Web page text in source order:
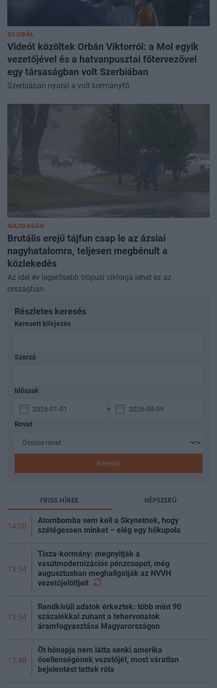
GLOBÁL
Videót közöltek Orbán Viktorról: a Mol egyik
vezetőjével és a hatvanpusztai főtervezővel
egy társaságban volt Szerbiában
Szerbiában nyaral a volt kormányfő.
GAZDASÁG
Brutális erejű tájfun csap le az ázsiai
nagyhatalomra, teljesen megbénult a
közlekedés
Az idei év legerősebb trópusi ciklonja lehet ez az
országban.
Részletes keresés
Keresett kifejezés
Szerző
Időszak
–
Rovat
Keresés
FRISS HÍREK NÉPSZERŰ
14:00
Atombomba sem kell a Skynetnek, hogy
szétégessen minket – elég egy hőkupola
13:54
Tisza-kormány: megnyitják a
vasútmodernizációs pénzcsapot, még
augusztusban meghallgatják az NVVH
vezetőjelöltjeit
13:54
Rendkívüli adatok érkeztek: több mint 90
százalékkal zuhant a tehervonatok
áramfogyasztása Magyarországon
13:48
Öt hónapja nem látta senki amerika
ősellenségének vezetőjét, most váratlan
bejelentést tettek róla